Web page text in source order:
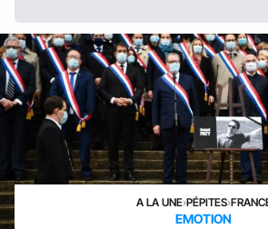
A LA UNE›PÉPITES›
EMOTION